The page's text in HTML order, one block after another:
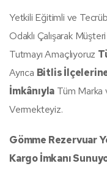
Yetkili Eğitimli ve
Odaklı Çalışarak
Tutmayı Amaçlıyoruz
Ayrıca Bitlis
İmkânıyla Tüm
Vermekteyiz.
Gömme Rezervuar
Kargo İmkanı